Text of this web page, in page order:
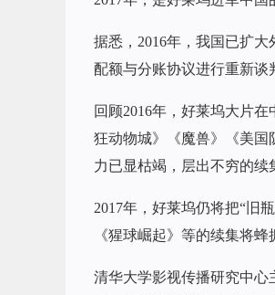
据悉，2016年，我国已扩
配额与分账协议进行重新谈
回顾2016年，好莱坞大片
狂动物城》《魔兽》《美
力已显枯竭，层出不穷的续
2017年，好莱坞仍将把“旧
《猩球崛起》等的续集将蜂
清华大学影视传播研究中心